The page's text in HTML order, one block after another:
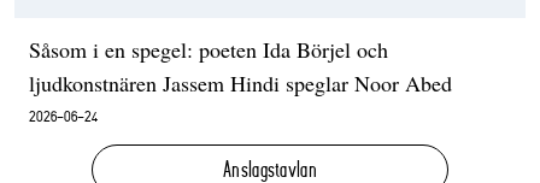
Såsom i en spegel: poeten Ida Börjel och
ljudkonstnären Jassem Hindi speglar Noor Abed
2026-06-24
Anslagstavlan